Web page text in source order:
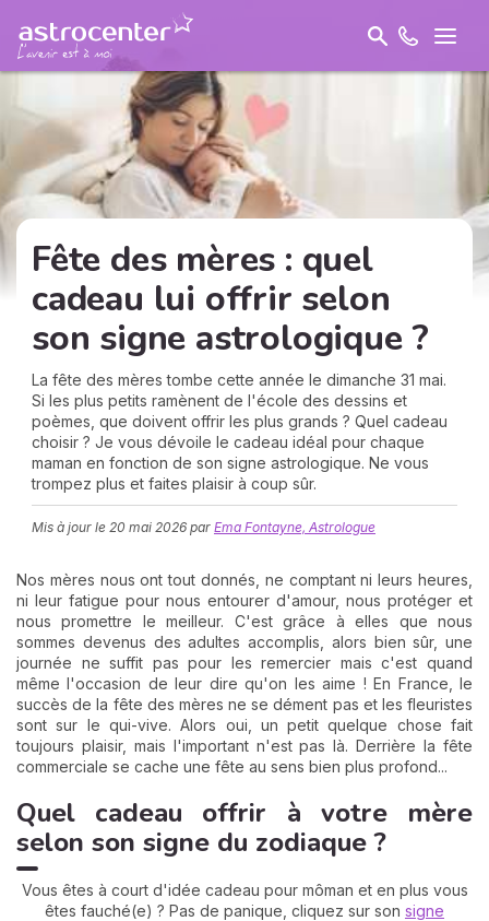
Fête des mères : quel
cadeau lui offrir selon
son signe astrologique ?
La fête des mères tombe cette année le dimanche 31 mai.
Si les plus petits ramènent de l'école des dessins et
poèmes, que doivent offrir les plus grands ? Quel cadeau
choisir ? Je vous dévoile le cadeau idéal pour chaque
maman en fonction de son signe astrologique. Ne vous
trompez plus et faites plaisir à coup sûr.
Mis à jour le 20 mai 2026 par Ema Fontayne, Astrologue
Nos mères nous ont tout donnés, ne comptant ni leurs heures,
ni leur fatigue pour nous entourer d'amour, nous protéger et
nous promettre le meilleur. C'est grâce à elles que nous
sommes devenus des adultes accomplis, alors bien sûr, une
journée ne suffit pas pour les remercier mais c'est quand
même l'occasion de leur dire qu'on les aime ! En France, le
succès de la fête des mères ne se dément pas et les fleuristes
sont sur le qui-vive. Alors oui, un petit quelque chose fait
toujours plaisir, mais l'important n'est pas là. Derrière la fête
commerciale se cache une fête au sens bien plus profond...
Quel cadeau offrir à votre mère
selon son signe du zodiaque ?
Vous êtes à court d'idée cadeau pour môman et en plus vous
êtes fauché(e) ? Pas de panique, cliquez sur son signe